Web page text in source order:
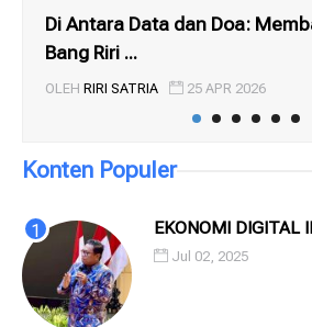
Di Antara Data dan Doa:
Bang Riri ...
OLEH RIRI SATRIA 25 APR 2026
Konten Populer
EKONOMI DIGITAL
Jul 02, 2025